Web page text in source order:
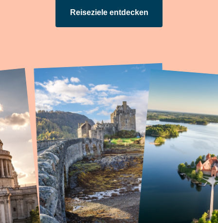
Reiseziele entdecken